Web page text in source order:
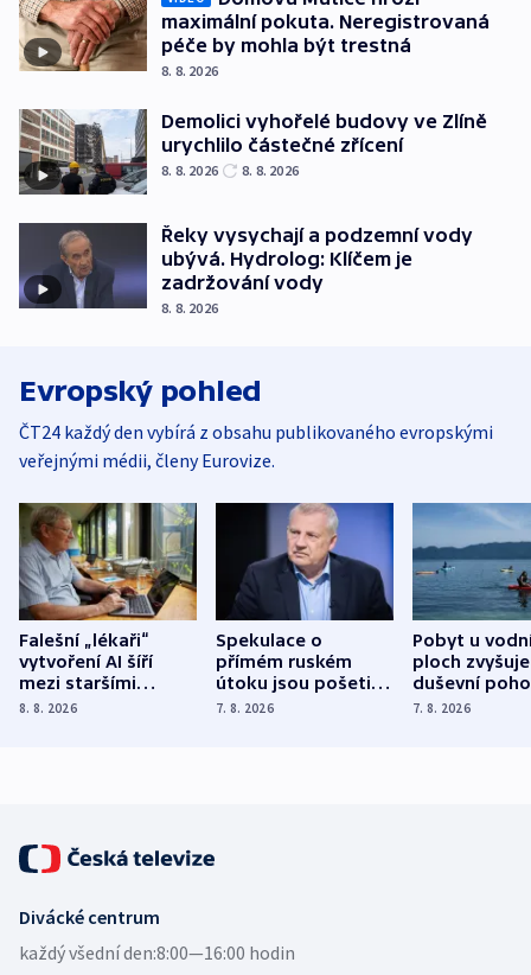
maximální pokuta. Neregistrovaná
péče by mohla být trestná
8. 8. 2026
Demolici vyhořelé budovy ve Zlíně
urychlilo částečné zřícení
8. 8. 2026 8. 8. 2026
Řeky vysychají a podzemní vody
ubývá. Hydrolog: Klíčem je
zadržování vody
8. 8. 2026
Evropský pohled
ČT24 každý den vybírá z obsahu publikovaného evropskými
veřejnými médii, členy Eurovize.
Falešní „lékaři“
vytvoření AI šíří
mezi staršími
Poláky nebezpečné
8. 8. 2026
Spekulace o
přímém ruském
útoku jsou pošetilé,
míní estonský
7. 8. 2026
Pobyt u
ploch zvyšuje
duševní
ukázala
7. 8. 2026
Divácké centrum
každý všední den:8:00—16:00 hodin